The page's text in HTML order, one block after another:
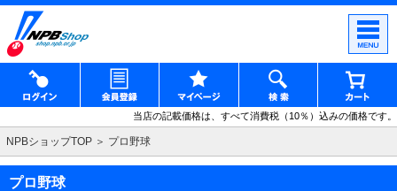
当店の記載価格は、すべて消費税（10％）込みの価格です。
NPBショップTOP プロ野球
プロ野球